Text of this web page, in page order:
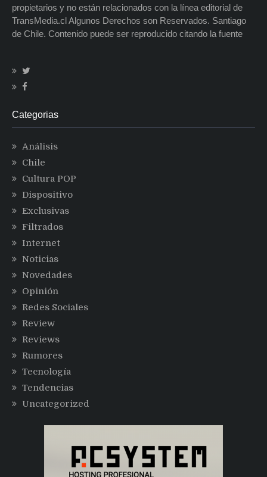
propietarios y no están relacionados con la línea editorial de
TransMedia.cl Algunos Derechos son Reservados. Santiago
de Chile. Contenido puede ser reproducido citando la fuente
Categorias
Análisis
Chile
Cultura POP
Dispositivo
Exclusivas
Filtrados
Internet
Noticias
Novedades
Opinión
Redes Sociales
Review
Reviews
Rumores
Tecnología
Tendencias
Uncategorized